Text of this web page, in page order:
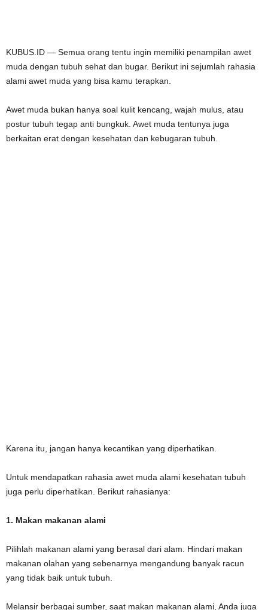
KUBUS.ID — Semua orang tentu ingin memiliki penampilan awet
muda dengan tubuh sehat dan bugar. Berikut ini sejumlah rahasia
alami awet muda yang bisa kamu terapkan.
Awet muda bukan hanya soal kulit kencang, wajah mulus, atau
postur tubuh tegap anti bungkuk. Awet muda tentunya juga
berkaitan erat dengan kesehatan dan kebugaran tubuh.
Karena itu, jangan hanya kecantikan yang diperhatikan.
Untuk mendapatkan rahasia awet muda alami kesehatan tubuh
juga perlu diperhatikan. Berikut rahasianya:
1. Makan makanan alami
Pilihlah makanan alami yang berasal dari alam. Hindari makan
makanan olahan yang sebenarnya mengandung banyak racun
yang tidak baik untuk tubuh.
Melansir berbagai sumber, saat makan makanan alami, Anda juga